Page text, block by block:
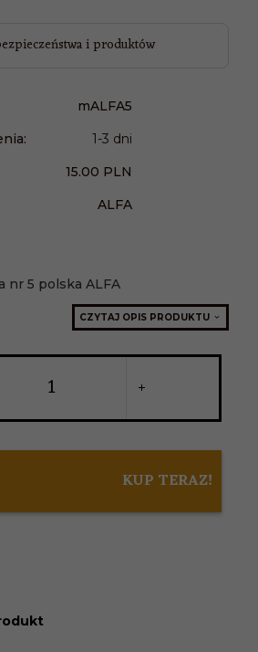
i produktów
mALFA5
1-3 dni
15.00 PLN
ALFA
nr 5 polska ALFA
CZYTAJ OPIS PRODUKTU
KUP TERAZ!